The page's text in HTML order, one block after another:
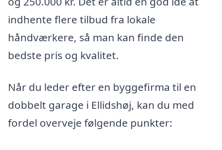
indhente flere tilbud fra lokale
håndværkere, så man kan finde den
bedste pris og kvalitet.
Når du leder efter en byggefirma til en
dobbelt garage i Ellidshøj, kan du med
fordel overveje følgende punkter: